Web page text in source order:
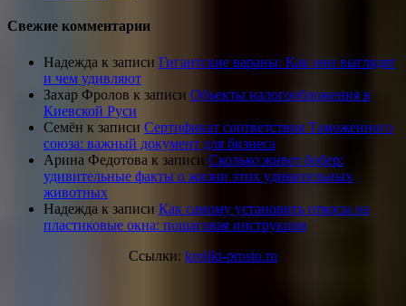
Свежие комментарии
Надежда к записи Гигантские вараны: Как они выглядят
и чем удивляют
Захар Фролов к записи Объекты налогообложения в
Киевской Руси
Семён к записи Сертификат соответствия Таможенного
союза: важный документ для бизнеса
Арина Федотова к записи Сколько живет бобер:
удивительные факты о жизни этих удивительных
животных
Надежда к записи Как самому установить откосы на
пластиковые окна: пошаговая инструкция
Ссылки: kroliki-prosto.ru